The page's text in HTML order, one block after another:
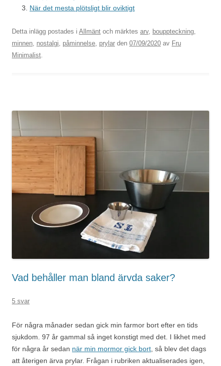
När det mesta plötsligt blir oviktigt
Detta inlägg postades i Allmänt och märktes arv, bouppteckning
minnen nostalgi påminnelse prylar den 07/09/2020 av Fru
Minimalist
Vad behåller man bland ärvda saker?
5 svar
För några månader sedan gick min farmor bort efter en tids
sjukdom. 97 år gammal så inget konstigt med det. I likhet med
för några år sedan när min mormor gick bort , så blev det dags
att återigen ärva prylar. Frågan i rubriken aktualiserades igen,